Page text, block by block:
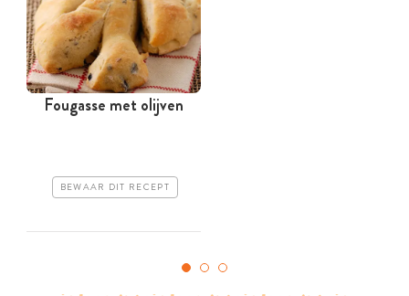
Fougasse met olijven
BEWAAR DIT RECEPT